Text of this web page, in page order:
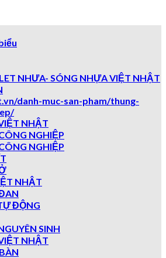
NHƯA- SÓNG NHỰA VIỆT NHẬT
danh-muc-san-pham/thung-
NHẬT
NGHIỆP
NGHIỆP
NHẬT
ĐỘNG
SINH
NHẬT